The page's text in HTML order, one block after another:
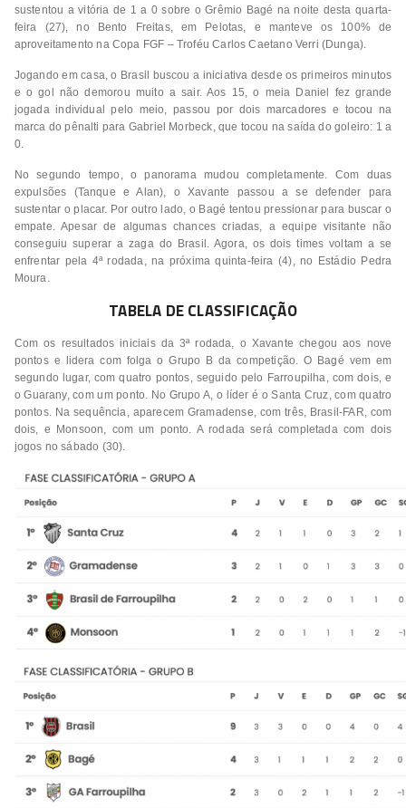
sustentou a vitória de 1 a 0 sobre o Grêmio Bagé na noite desta quarta-
feira (27), no Bento Freitas, em Pelotas, e manteve os 100% de
aproveitamento na Copa FGF – Troféu Carlos Caetano Verri (Dunga).
Jogando em casa, o Brasil buscou a iniciativa desde os primeiros minutos
e o gol não demorou muito a sair. Aos 15, o meia Daniel fez grande
jogada individual pelo meio, passou por dois marcadores e tocou na
marca do pênalti para Gabriel Morbeck, que tocou na saída do goleiro: 1 a
0.
No segundo tempo, o panorama mudou completamente. Com duas
expulsões (Tanque e Alan), o Xavante passou a se defender para
sustentar o placar. Por outro lado, o Bagé tentou pressionar para buscar o
empate. Apesar de algumas chances criadas, a equipe visitante não
conseguiu superar a zaga do Brasil. Agora, os dois times voltam a se
enfrentar pela 4ª rodada, na próxima quinta-feira (4), no Estádio Pedra
Moura.
TABELA DE CLASSIFICAÇÃO
Com os resultados iniciais da 3ª rodada, o Xavante chegou aos nove
pontos e lidera com folga o Grupo B da competição. O Bagé vem em
segundo lugar, com quatro pontos, seguido pelo Farroupilha, com dois, e
o Guarany, com um ponto. No Grupo A, o líder é o Santa Cruz, com quatro
pontos. Na sequência, aparecem Gramadense, com três, Brasil-FAR, com
dois, e Monsoon, com um ponto. A rodada será completada com dois
jogos no sábado (30).